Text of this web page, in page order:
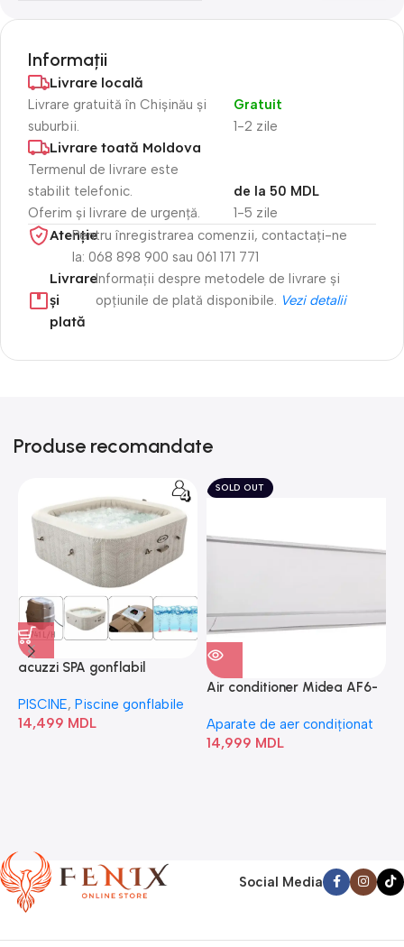
Informații
Livrare locală
Livrare gratuită în Chișinău și
suburbii.
1-2 zile
Gratuit
Livrare toată Moldova
Termenul de livrare este
stabilit telefonic.
Oferim și livrare de urgență.
1-5 zile
de la 50 MDL
Atenție​Pentru înregistrarea comenzii, contactați-ne
la: 068 898 900 sau 061 171 771
Livrare
și
plată
Informații despre metodele de livrare și
opțiunile de plată disponibile. Vezi detalii
Produse recomandate
acuzzi SPA gonflabil
Bubble” 28446
PISCINE, Piscine gonflabile
14,499 MDL
SOLD OUT
Air conditioner Midea AF6-
Aparate de aer condiționat
14,999 MDL
Social Media